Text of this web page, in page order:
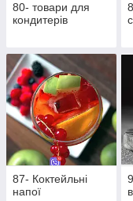
80- товари для
кондитерів
87- Коктейльні
напої